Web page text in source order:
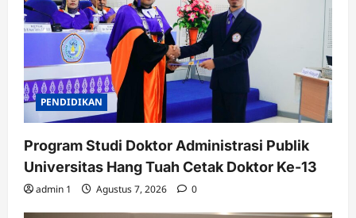
PENDIDIKAN
Program Studi Doktor Administrasi Publik
Universitas Hang Tuah Cetak Doktor Ke-13
admin 1 Agustus 7, 2026 0